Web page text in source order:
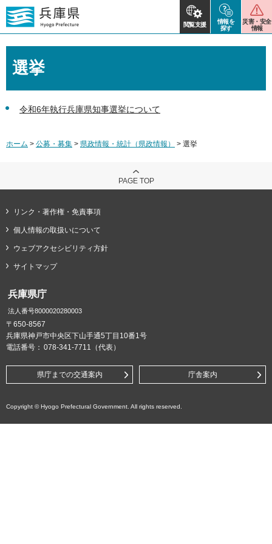
閲覧支援
情報を
探す
災害・安全
情報
選挙
令和6年執行兵庫県知事選挙について
ホーム > 公募・募集 > 県政情報・統計（県政情報） > 選挙
PAGE TOP
リンク・著作権・免責事項
個人情報の取扱いについて
ウェブアクセシビリティ方針
サイトマップ
兵庫県庁
法人番号8000020280003
〒650-8567
兵庫県神戸市中央区下山手通5丁目10番1号
電話番号： 078-341-7711（代表）
県庁までの交通案内 庁舎案内
Copyright © Hyogo Prefectural Government. All rights reserved.